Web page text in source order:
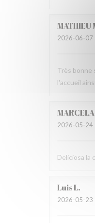
MATHIEU
2026-06-07
Très bonne
l'accueil
MARCELA
2026-05-24
Deliciosa la
LuisL
2026-05-23